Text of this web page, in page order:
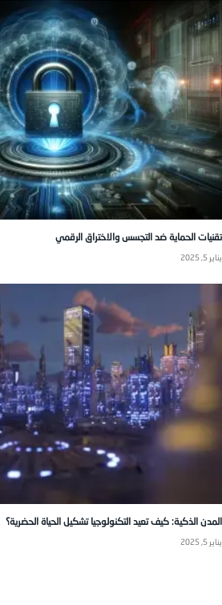
تقنيات الحماية ضد التجسس والاختراق الرقمي
يناير 5, 2025
المدن الذكية: كيف تعيد التكنولوجيا تشكيل الحياة الحضرية؟
يناير 5, 2025